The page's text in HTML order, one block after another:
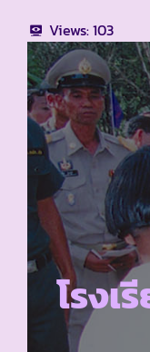
Views:103
โรงเ